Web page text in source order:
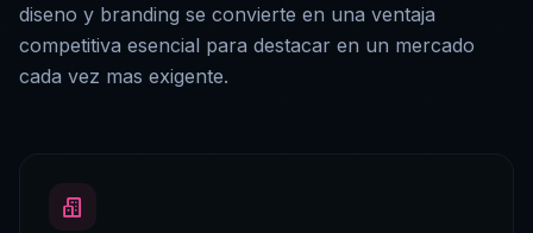
competitiva esencial para destacar en un mercado
cada vez mas exigente.